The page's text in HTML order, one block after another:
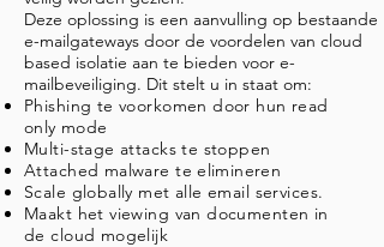
Deze oplossing is een aanvulling op bestaande
e-mailgateways door de voordelen van cloud
based isolatie aan te bieden voor e-
mailbeveiliging. Dit stelt u in staat om:
Phishing te voorkomen door hun read
only mode
Multi-stage attacks te stoppen
Attached malware teelimineren
Scale globally met alle email services.
Maakt het viewing van documenten in
de cloud mogelijk